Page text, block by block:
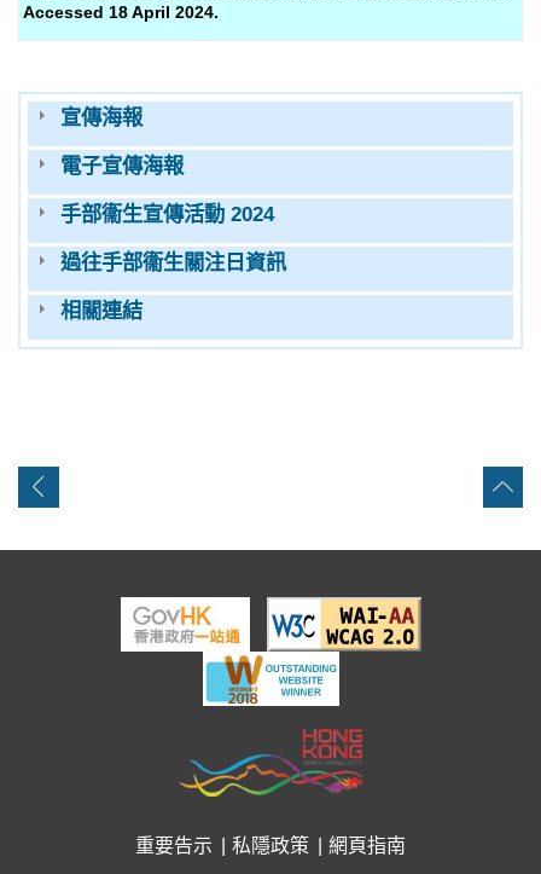
Accessed 18 April 2024.
宣傳海報
電子宣傳海報
手部衞生宣傳活動 2024
過往手部衞生關注日資訊
相關連結
重要告示 私隱政策 網頁指南